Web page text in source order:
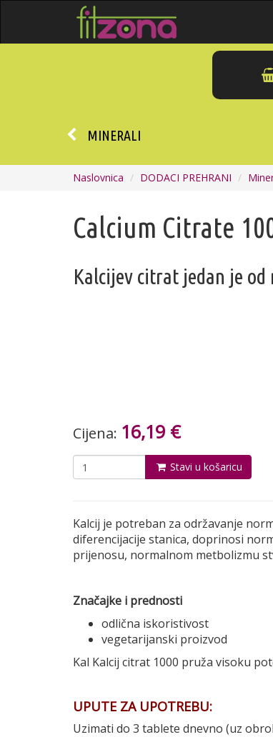
MINERALI
Naslovnica DODACI PREHRANI
Calcium Citrate
Kalcijev citrat jedan je
Cijena: 16,19 €
Stavi u košaricu
Kalcij je potreban za održavanje
diferencijacije stanica, doprinosi
prijenosu, normalnom metbolizmu
Značajke i prednosti
odlična iskoristivost
vegetarijanski proizvod
Kal Kalcij citrat 1000 pruža visoku
UPUTE ZA UPOTREBU:
Uzimati do 3 tablete dnevno (uz